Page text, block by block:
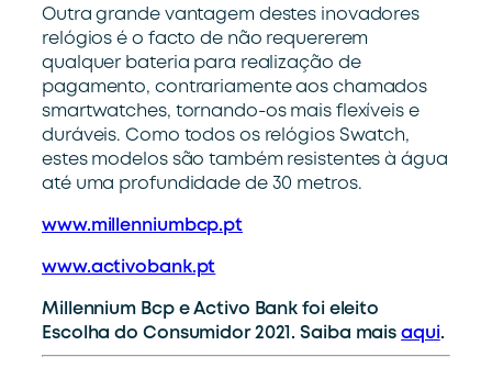
Outra grande vantagem destes inovadores
relógios é o facto de não requererem
qualquer bateria para realização de
pagamento, contrariamente aos chamados
smartwatches, tornando-os mais flexíveis e
duráveis. Como todos os relógios Swatch,
estes modelos são também resistentes à água
até uma profundidade de 30 metros.
www.millenniumbcp.pt
www.activobank.pt
Millennium Bcp e Activo Bank foi eleito
Escolha do Consumidor 2021. Saiba maisaqui.